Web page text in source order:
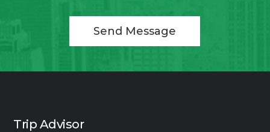
Send Message
Trip Advisor